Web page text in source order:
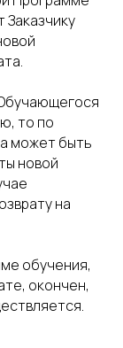
Заказчику
то по
может быть
новой
на
обучения,
окончен,